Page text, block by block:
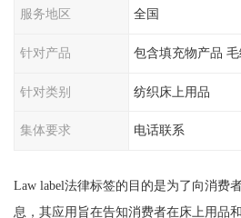
服务地区 全国
针对产品 包含填充物产品
针对类别 纺织床上用品
集体要求 电话联系
Law label法律标签的目的是为了向消费
息，其应用旨在告知消费者在床上用品